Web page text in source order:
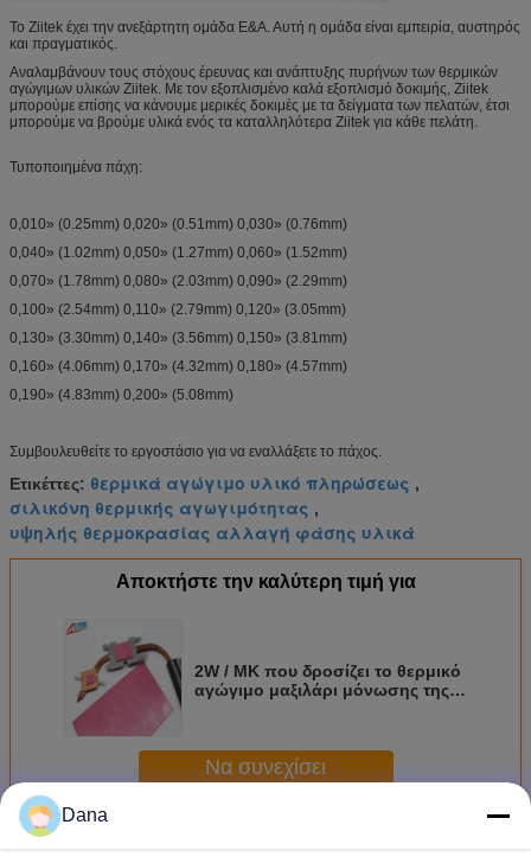
Το Ziitek έχει την ανεξάρτητη ομάδα Ε&Α. Αυτή η ομάδα είναι εμπειρία, αυστηρός
και πραγματικός.
Αναλαμβάνουν τους στόχους έρευνας και ανάπτυξης πυρήνων των θερμικών
αγώγιμων υλικών Ziitek. Με τον εξοπλισμένο καλά εξοπλισμό δοκιμής, Ziitek
μπορούμε επίσης να κάνουμε μερικές δοκιμές με τα δείγματα των πελατών, έτσι
μπορούμε να βρούμε υλικά ενός τα καταλληλότερα Ziitek για κάθε πελάτη.
Τυποποιημένα πάχη:
0,010» (0.25mm) 0,020» (0.51mm) 0,030» (0.76mm)
0,040» (1.02mm) 0,050» (1.27mm) 0,060» (1.52mm)
0,070» (1.78mm) 0,080» (2.03mm) 0,090» (2.29mm)
0,100» (2.54mm) 0,110» (2.79mm) 0,120» (3.05mm)
0,130» (3.30mm) 0,140» (3.56mm) 0,150» (3.81mm)
0,160» (4.06mm) 0,170» (4.32mm) 0,180» (4.57mm)
0,190» (4.83mm) 0,200» (5.08mm)
Συμβουλευθείτε το εργοστάσιο για να εναλλάξετε το πάχος.
Ετικέττες: θερμικά αγώγιμο υλικό πληρώσεως ,
σιλικόνη θερμικής αγωγιμότητας ,
υψηλής θερμοκρασίας αλλαγή φάσης υλικά
Αποκτήστε την καλύτερη τιμή για
2W / MK που δροσίζει το θερμικό
αγώγιμο μαξιλάρι μόνωσης της
Να συνεχίσει
Περισσότεροι
Dana